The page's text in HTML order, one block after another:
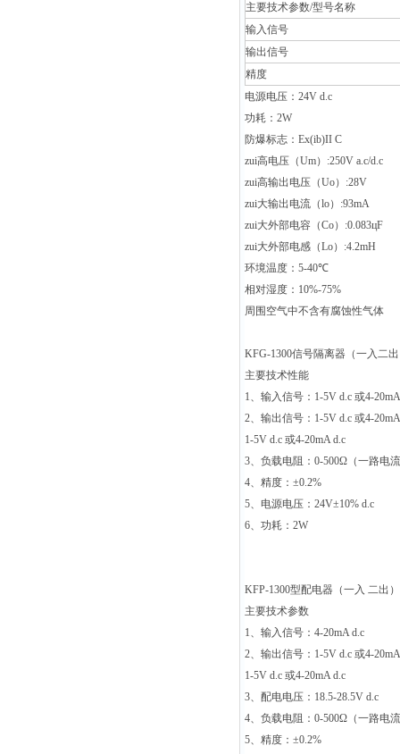
主要技术参数/型号名称
输入信号
输出信号
精度
电源电压： 24V d.c
功耗： 2W
防爆标志： Ex(ib)II C
zui高电压（Um） :250V a.c/d.c
zui高输出电压（Uo） :28V
zui大输出电流（lo） :93mA
zui大外部电容（Co） :0.083цF
zui大外部电感（Lo） :4.2mH
环境温度： 5-40℃
相对湿度： 10%-75%
周围空气中不含有腐蚀性气体
KFG-1300信号隔离器（一入二
主要技术性能
1、输入信号： 1-5V d.c 或4-
2、输出信号： 1-5V d.c 或4-
1-5V d.c 或4-20mA d.c
3、负载电阻： 0-500Ω （一路电
4、精度： ±0.2%
5、电源电压： 24V±10% d.c
6、功耗： 2W
KFP-1300型配电器（一入 二出）
主要技术参数
1、输入信号： 4-20mA d.c
2、输出信号： 1-5V d.c 或4-
1-5V d.c 或4-20mA d.c
3、配电电压： 18.5-28.5V d.c
4、负载电阻： 0-500Ω （一路电
5、精度： ±0.2%